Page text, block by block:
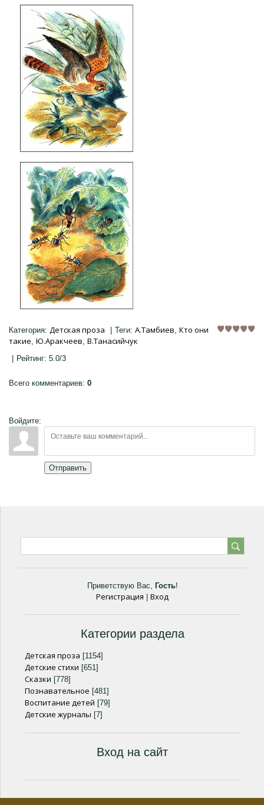
Категория: Детская проза Теги: А.Тамбиев, Кто они
такие, Ю.Аракчеев, В.Танасийчук
Рейтинг: 5.0/3
Всего комментариев: 0
Войдите:
Отправить
Приветствую Вас, Гость!
Регистрация Вход
Категории раздела
Детская проза [1154]
Детские стихи [651]
Сказки [778]
Познавательное [481]
Воспитание детей [79]
Детские журналы [7]
Вход на сайт